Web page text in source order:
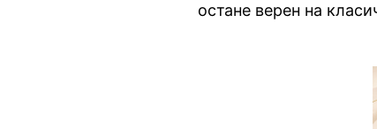
остане верен на